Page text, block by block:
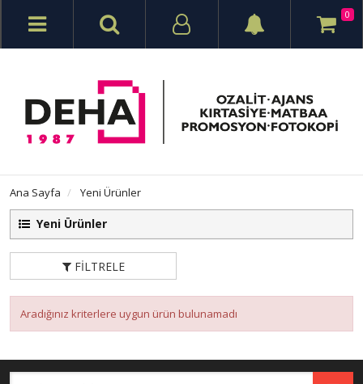
0
Ana Sayfa Yeni Ürünler
Yeni Ürünler
FILTRELE
Aradığınız kriterlere uygun ürün bulunamadı